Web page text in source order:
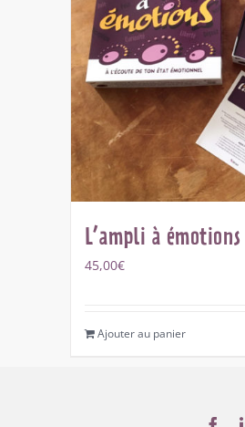
L’ampli à émotions
45,00€
Ajouter au panier